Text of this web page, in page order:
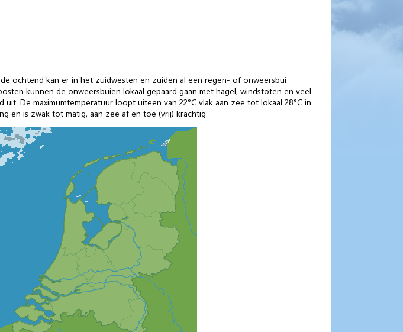
ochtend kan er in het zuidwesten en zuiden al een regen- of onweersbui
kunnen de onweersbuien lokaal gepaard gaan met hagel, windstoten en veel
De maximumtemperatuur loopt uiteen van 22°C vlak aan zee tot lokaal 28°C in
en is zwak tot matig, aan zee af en toe (vrij) krachtig.